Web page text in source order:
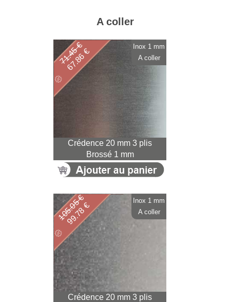
A coller
Crédence 20 mm 3 plis
Brossé 1 mm
67.86 €
71.45 €
Inox 1 mm
A coller
Crédence 20 mm 3 plis
99.78 €
105.05 €
Inox 1 mm
A coller